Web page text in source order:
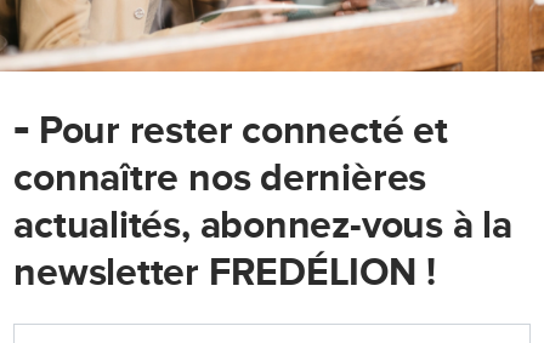
- Pour rester connecté et
connaître nos dernières
actualités, abonnez-vous à la
newsletter FREDÉLION !